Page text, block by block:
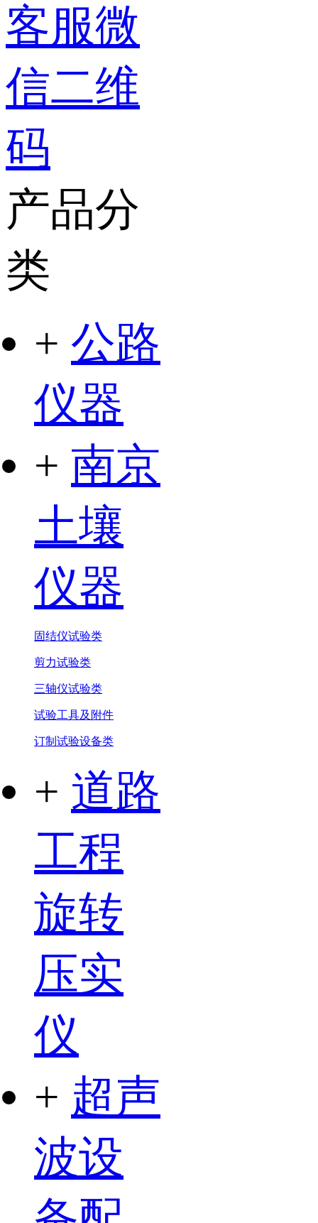
客服微
信二维
码
产品分
类
+ 公路
仪器
+ 南京
土壤
仪器
固结仪试验类
剪力试验类
三轴仪试验类
试验工具及附件
订制试验设备类
+ 道路
工程
旋转
压实
仪
+ 超声
波设